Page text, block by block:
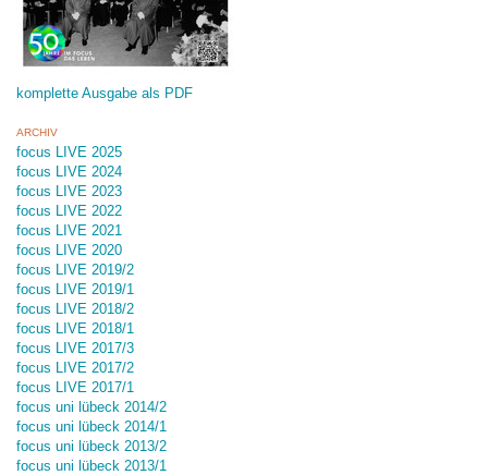
komplette Ausgabe als PDF
ARCHIV
focus LIVE 2025
focus LIVE 2024
focus LIVE 2023
focus LIVE 2022
focus LIVE 2021
focus LIVE 2020
focus LIVE 2019/2
focus LIVE 2019/1
focus LIVE 2018/2
focus LIVE 2018/1
focus LIVE 2017/3
focus LIVE 2017/2
focus LIVE 2017/1
focus uni lübeck 2014/2
focus uni lübeck 2014/1
focus uni lübeck 2013/2
focus uni lübeck 2013/1